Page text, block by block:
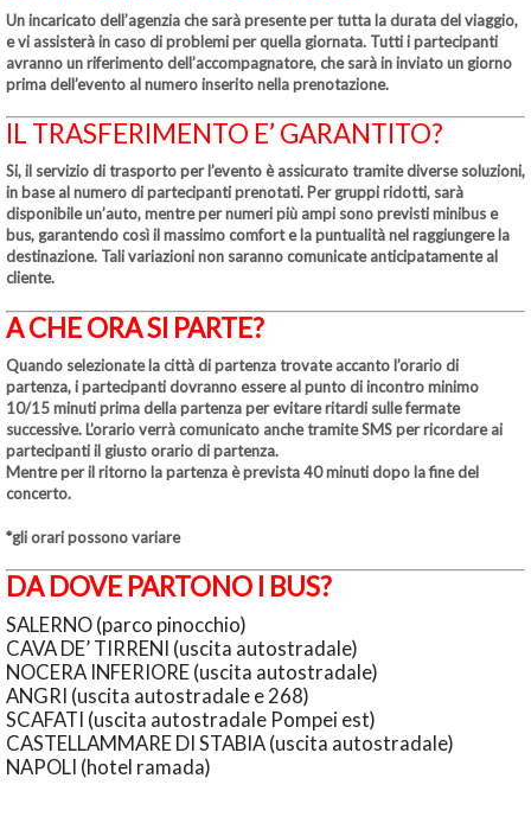
Un incaricato dell’agenzia che sarà presente per tutta la durata del viaggio,
e vi assisterà in caso di problemi per quella giornata. Tutti i partecipanti
avranno un riferimento dell’accompagnatore, che sarà in inviato un giorno
prima dell’evento al numero inserito nella prenotazione.
IL TRASFERIMENTO E’ GARANTITO?
Si, il servizio di trasporto per l’evento è assicurato tramite diverse soluzioni,
in base al numero di partecipanti prenotati. Per gruppi ridotti, sarà
disponibile un’auto, mentre per numeri più ampi sono previsti minibus e
bus, garantendo così il massimo comfort e la puntualità nel raggiungere la
destinazione. Tali variazioni non saranno comunicate anticipatamente al
cliente.
A CHE ORA SI PARTE?
Quando selezionate la città di partenza trovate accanto l’orario di
partenza, i partecipanti dovranno essere al punto di incontro minimo
10/15 minuti prima della partenza per evitare ritardi sulle fermate
successive. L’orario verrà comunicato anche tramite SMS per ricordare ai
partecipanti il giusto orario di partenza.
Mentre per il ritorno la partenza è prevista 40 minuti dopo la fine del
concerto.
*gli orari possono variare
DA DOVE PARTONO I BUS?
SALERNO (parco pinocchio)
CAVA DE’ TIRRENI (uscita autostradale)
NOCERA INFERIORE (uscita autostradale)
ANGRI (uscita autostradale e 268)
SCAFATI (uscita autostradale Pompei est)
CASTELLAMMARE DI STABIA (uscita autostradale)
NAPOLI (hotel ramada)